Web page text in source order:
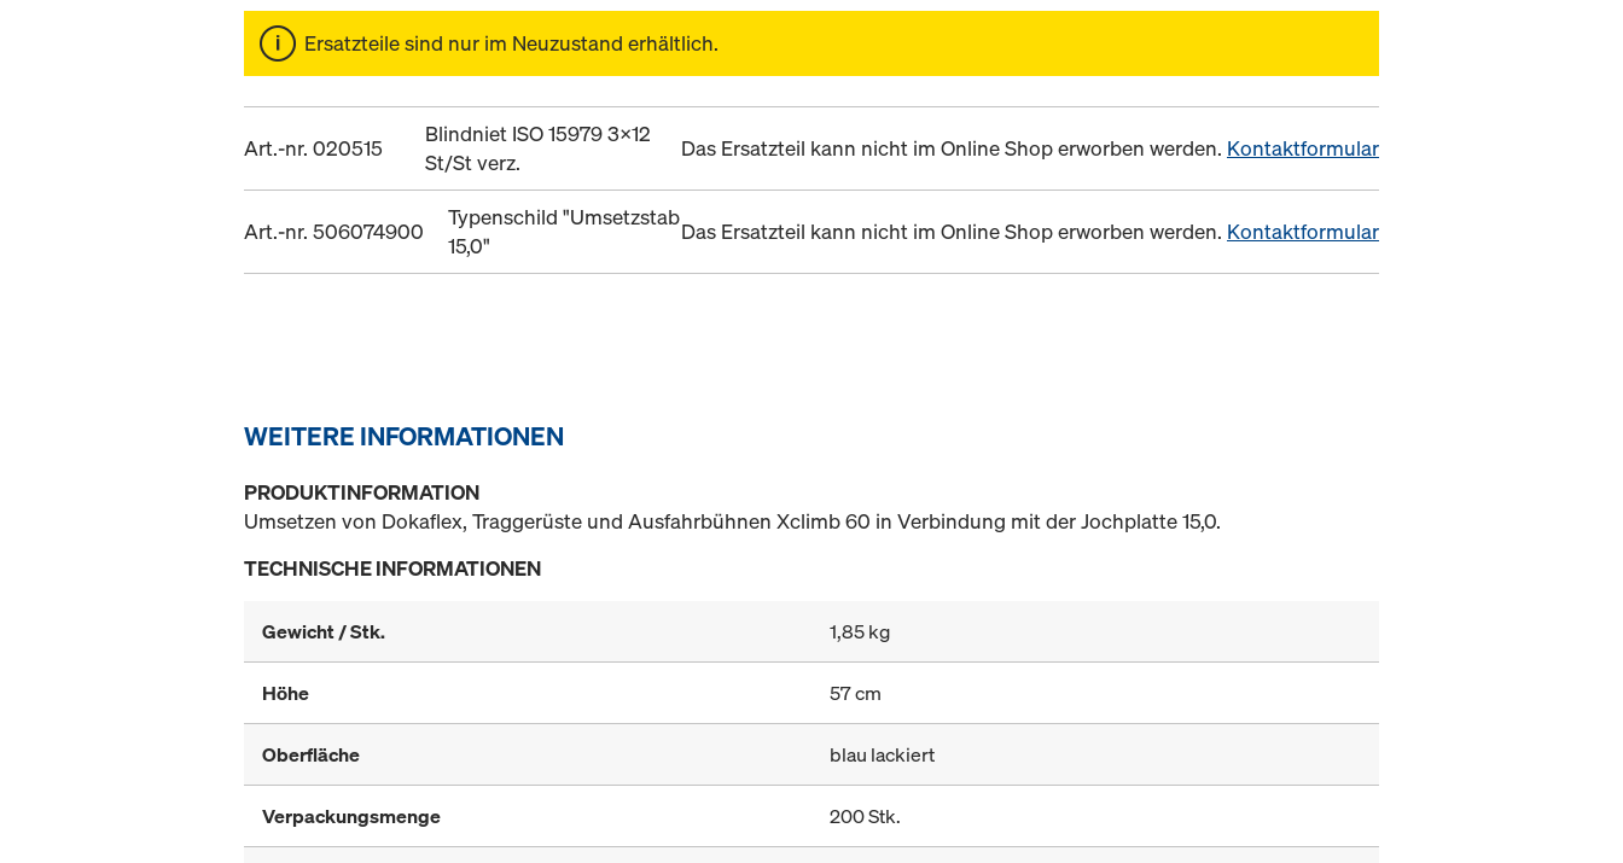
Ersatzteile sind nur im Neuzustand erhältlich.
Art.-nr. 020515
Blindniet ISO 15979 3x12
St/St verz.
Das Ersatzteil kann nicht im Online Shop erworben werden. Kontaktformular
Art.-nr. 506074900
Typenschild "Umsetzstab
15,0"
Das Ersatzteil kann nicht im Online Shop erworben werden. Kontaktformular
WEITERE INFORMATIONEN
PRODUKTINFORMATION
Umsetzen von Dokaflex, Traggerüste und Ausfahrbühnen Xclimb 60 in Verbindung mit der Jochplatte 15,0.
TECHNISCHE INFORMATIONEN
Gewicht / Stk. 1,85 kg
Höhe 57 cm
Oberfläche blau lackiert
Verpackungsmenge 200 Stk.